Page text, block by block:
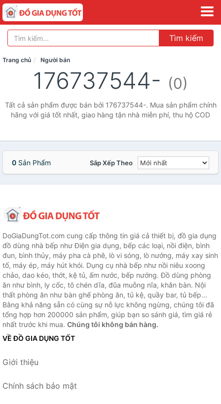
Tìm kiếm
Trang chủ Người bán
176737544- (0)
Tất cả sản phẩm được bán bởi 176737544-. Mua sản phẩm chính
hãng với giá tốt nhất, giao hàng tận nhà miễn phí, thu hộ COD
0 Sản Phẩm Sắp Xếp Theo
DoGiaDungTot.com cung cấp thông tin giá cả thiết bị, đồ gia dụng
đồ dùng nhà bếp như Điện gia dụng, bếp các loại, nồi điện, bình
đun, bình thủy, máy pha cà phê, lò vi sóng, lò nướng, máy xay sinh
tố, máy ép, máy hút khói. Dụng cụ nhà bếp như nồi niêu xoong
chảo, dao kéo, thớt, kệ tủ, ấm nước, bếp nướng. Đồ dùng phòng
ăn như bình, ly cốc, tô chén dĩa, đũa muỗng nĩa, khăn bàn. Nội
thất phòng ăn như bàn ghế phòng ăn, tủ kệ, quầy bar, tủ bếp...
Bằng khả năng sẵn có cùng sự nỗ lực không ngừng, chúng tôi đã
tổng hợp hơn 200000 sản phẩm, giúp bạn so sánh giá, tìm giá rẻ
nhất trước khi mua. Chúng tôi không bán hàng.
VỀ ĐỒ GIA DỤNG TỐT
Giới thiệu
Chính sách bảo mật